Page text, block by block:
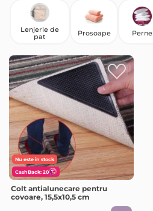
Lenjerie de
pat
Prosoape Perne
Nu este în stock
CashBack: 20
Colt antialunecare pentru
covoare, 15,5x10,5 cm